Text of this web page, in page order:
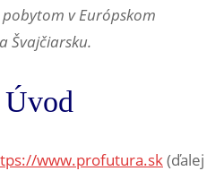
v Európskom
Švajčiarsku.
Úvod
www.profutura.sk(ďalej